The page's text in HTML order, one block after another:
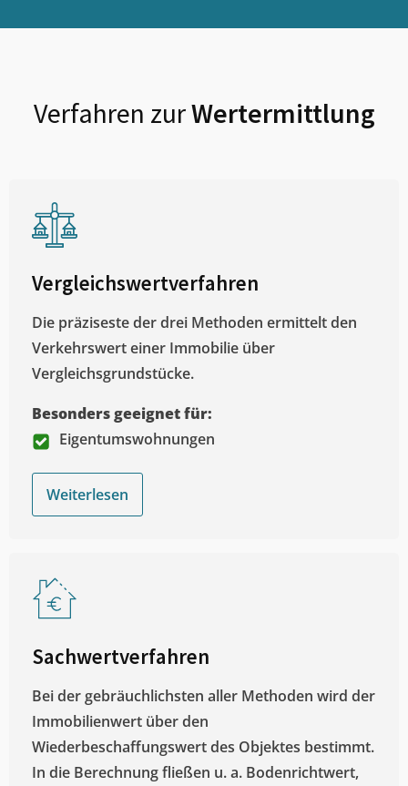
Verfahren zurWertermittlung
Vergleichswertverfahren
Die präziseste der drei Methoden ermittelt den
Verkehrswert einer Immobilie über
Vergleichsgrundstücke.
Besonders geeignet für:
Eigentumswohnungen
Weiterlesen
Sachwertverfahren
Bei der gebräuchlichsten aller Methoden wird der
Immobilienwert über den
Wiederbeschaffungswert des Objektes bestimmt.
In die Berechnung fließen u. a. Bodenrichtwert,